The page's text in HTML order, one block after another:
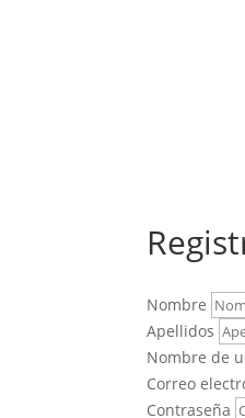
Nombre
Apellidos
Nombre de
Correo
Contraseña